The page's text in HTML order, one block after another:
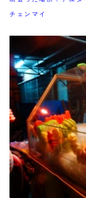
チェンマイ